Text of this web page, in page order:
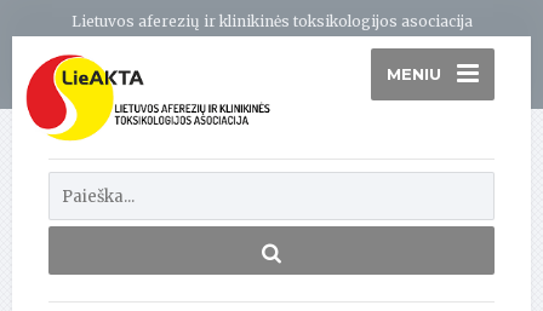
Lietuvos aferezių ir klinikinės toksikologijos asociacija
MENIU